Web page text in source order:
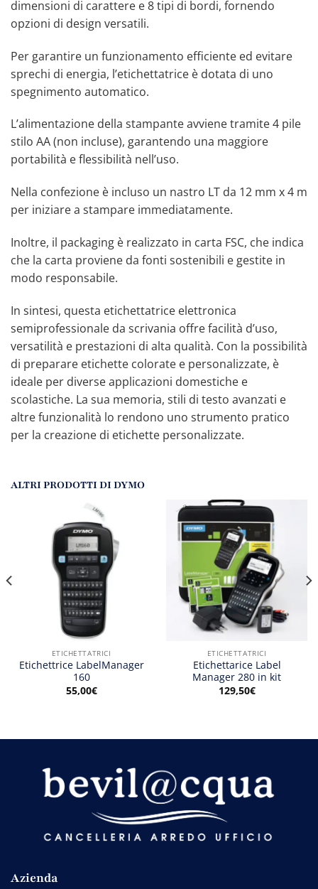
dimensioni di carattere e 8 tipi di bordi, fornendo
opzioni di design versatili.
Per garantire un funzionamento efficiente ed evitare
sprechi di energia, l’etichettatrice è dotata di uno
spegnimento automatico.
L’alimentazione della stampante avviene tramite 4 pile
stilo AA (non incluse), garantendo una maggiore
portabilità e flessibilità nell’uso.
Nella confezione è incluso un nastro LT da 12 mm x 4 m
per iniziare a stampare immediatamente.
Inoltre, il packaging è realizzato in carta FSC, che indica
che la carta proviene da fonti sostenibili e gestite in
modo responsabile.
In sintesi, questa etichettatrice elettronica
semiprofessionale da scrivania offre facilità d’uso,
versatilità e prestazioni di alta qualità. Con la possibilità
di preparare etichette colorate e personalizzate, è
ideale per diverse applicazioni domestiche e
scolastiche. La sua memoria, stili di testo avanzati e
altre funzionalità lo rendono uno strumento pratico
per la creazione di etichette personalizzate.
ALTRI PRODOTTI DI DYMO
ETICHETTATRICI
Etichettrice LabelManager
160
55,00€
ETICHETTATRICI
Etichettarice Label
Manager 280 in kit
129,50€
Azienda